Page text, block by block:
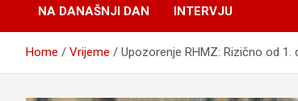
NA DANAŠNJI DAN INTERVJU
Home Vrijeme Upozorenje RHMZ: Rizično od 1.